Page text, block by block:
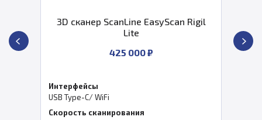
3D сканер ScanLine EasyScan Rigil
Lite
425 000 ₽
Интерфейсы
USB Type-C/ WiFi
Скорость сканирования